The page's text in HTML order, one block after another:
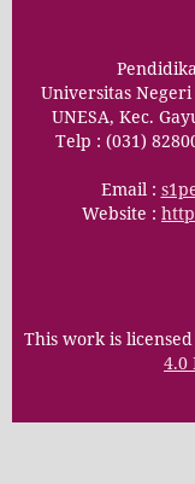
Universitas
UNESA, Kec.
Telp : (031)
Email :
Website :
This work is
4.0